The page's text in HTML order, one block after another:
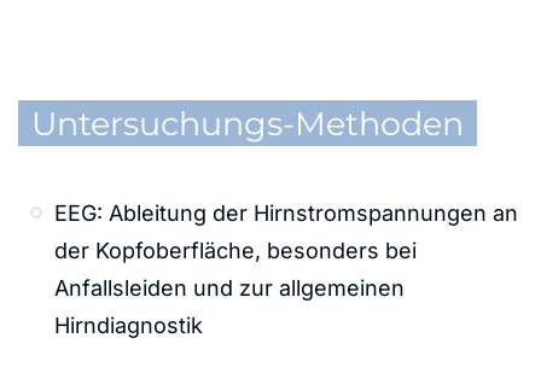
Untersuchungs-Methoden
EEG: Ableitung der Hirnstromspannungen an
der Kopfoberfläche, besonders bei
Anfallsleiden und zur allgemeinen
Hirndiagnostik